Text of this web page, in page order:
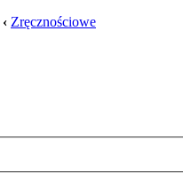
‹ Zręcznościowe